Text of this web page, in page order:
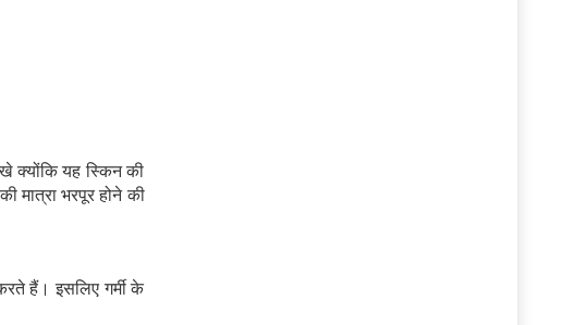
यह स्किन की
भरपूर होने की
हैं। इसलिए गर्मी के